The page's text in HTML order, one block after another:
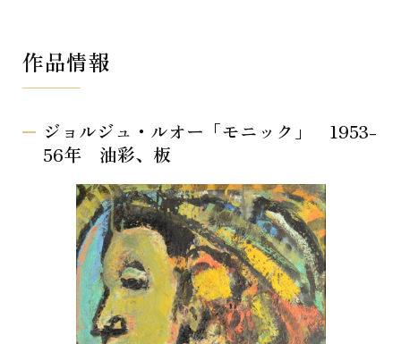
作品情報
ジョルジュ・ルオー「モニック」 1953-
56年 油彩、板